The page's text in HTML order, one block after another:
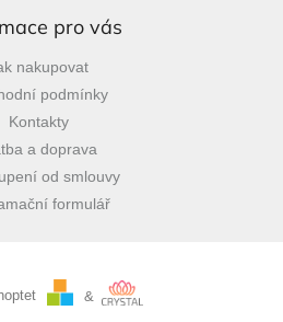
r
v
k
v
ý
p
i
s
u
pro vás
nakupovat
podmínky
Kontakty
a doprava
od smlouvy
formulář
&